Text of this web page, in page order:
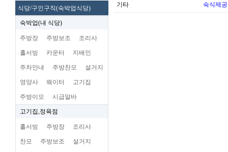
식당/구인구직(숙박업식당)
숙박업(내 식당)
주방장 주방보조 조리사
홀서빙 카운터 지배인
주차안내 주방찬모 설거지
영양사 웨이터 고기집
주방이모 시급알바
고기집,정육점
홀서빙 주방장 조리사
찬모 주방보조 설거지
기타 숙식제